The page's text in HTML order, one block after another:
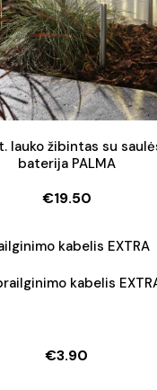
lauko žibintas su
baterija PALMA
€19.50
kabelis
€3.90